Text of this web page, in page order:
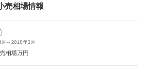
売相場情報
～2018年3月
相場万円